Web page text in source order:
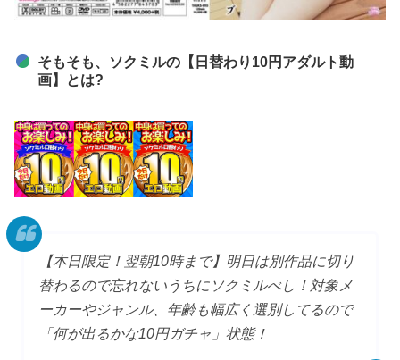
そもそも、ソクミルの【日替わり10円アダルト動
画】とは?
【本日限定！翌朝10時まで】明日は別作品に切り
替わるので忘れないうちにソクミルべし！対象メ
ーカーやジャンル、年齢も幅広く選別してるので
「何が出るかな10円ガチャ」状態！